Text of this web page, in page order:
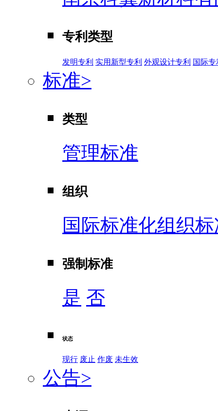
专利类型
发明专利 实用新型专利 外观设计专利 国际专
标准>
类型
管理标准
组织
国际标准化组织
强制标准
是 否
状态
现行 废止 作废 未生效
公告>